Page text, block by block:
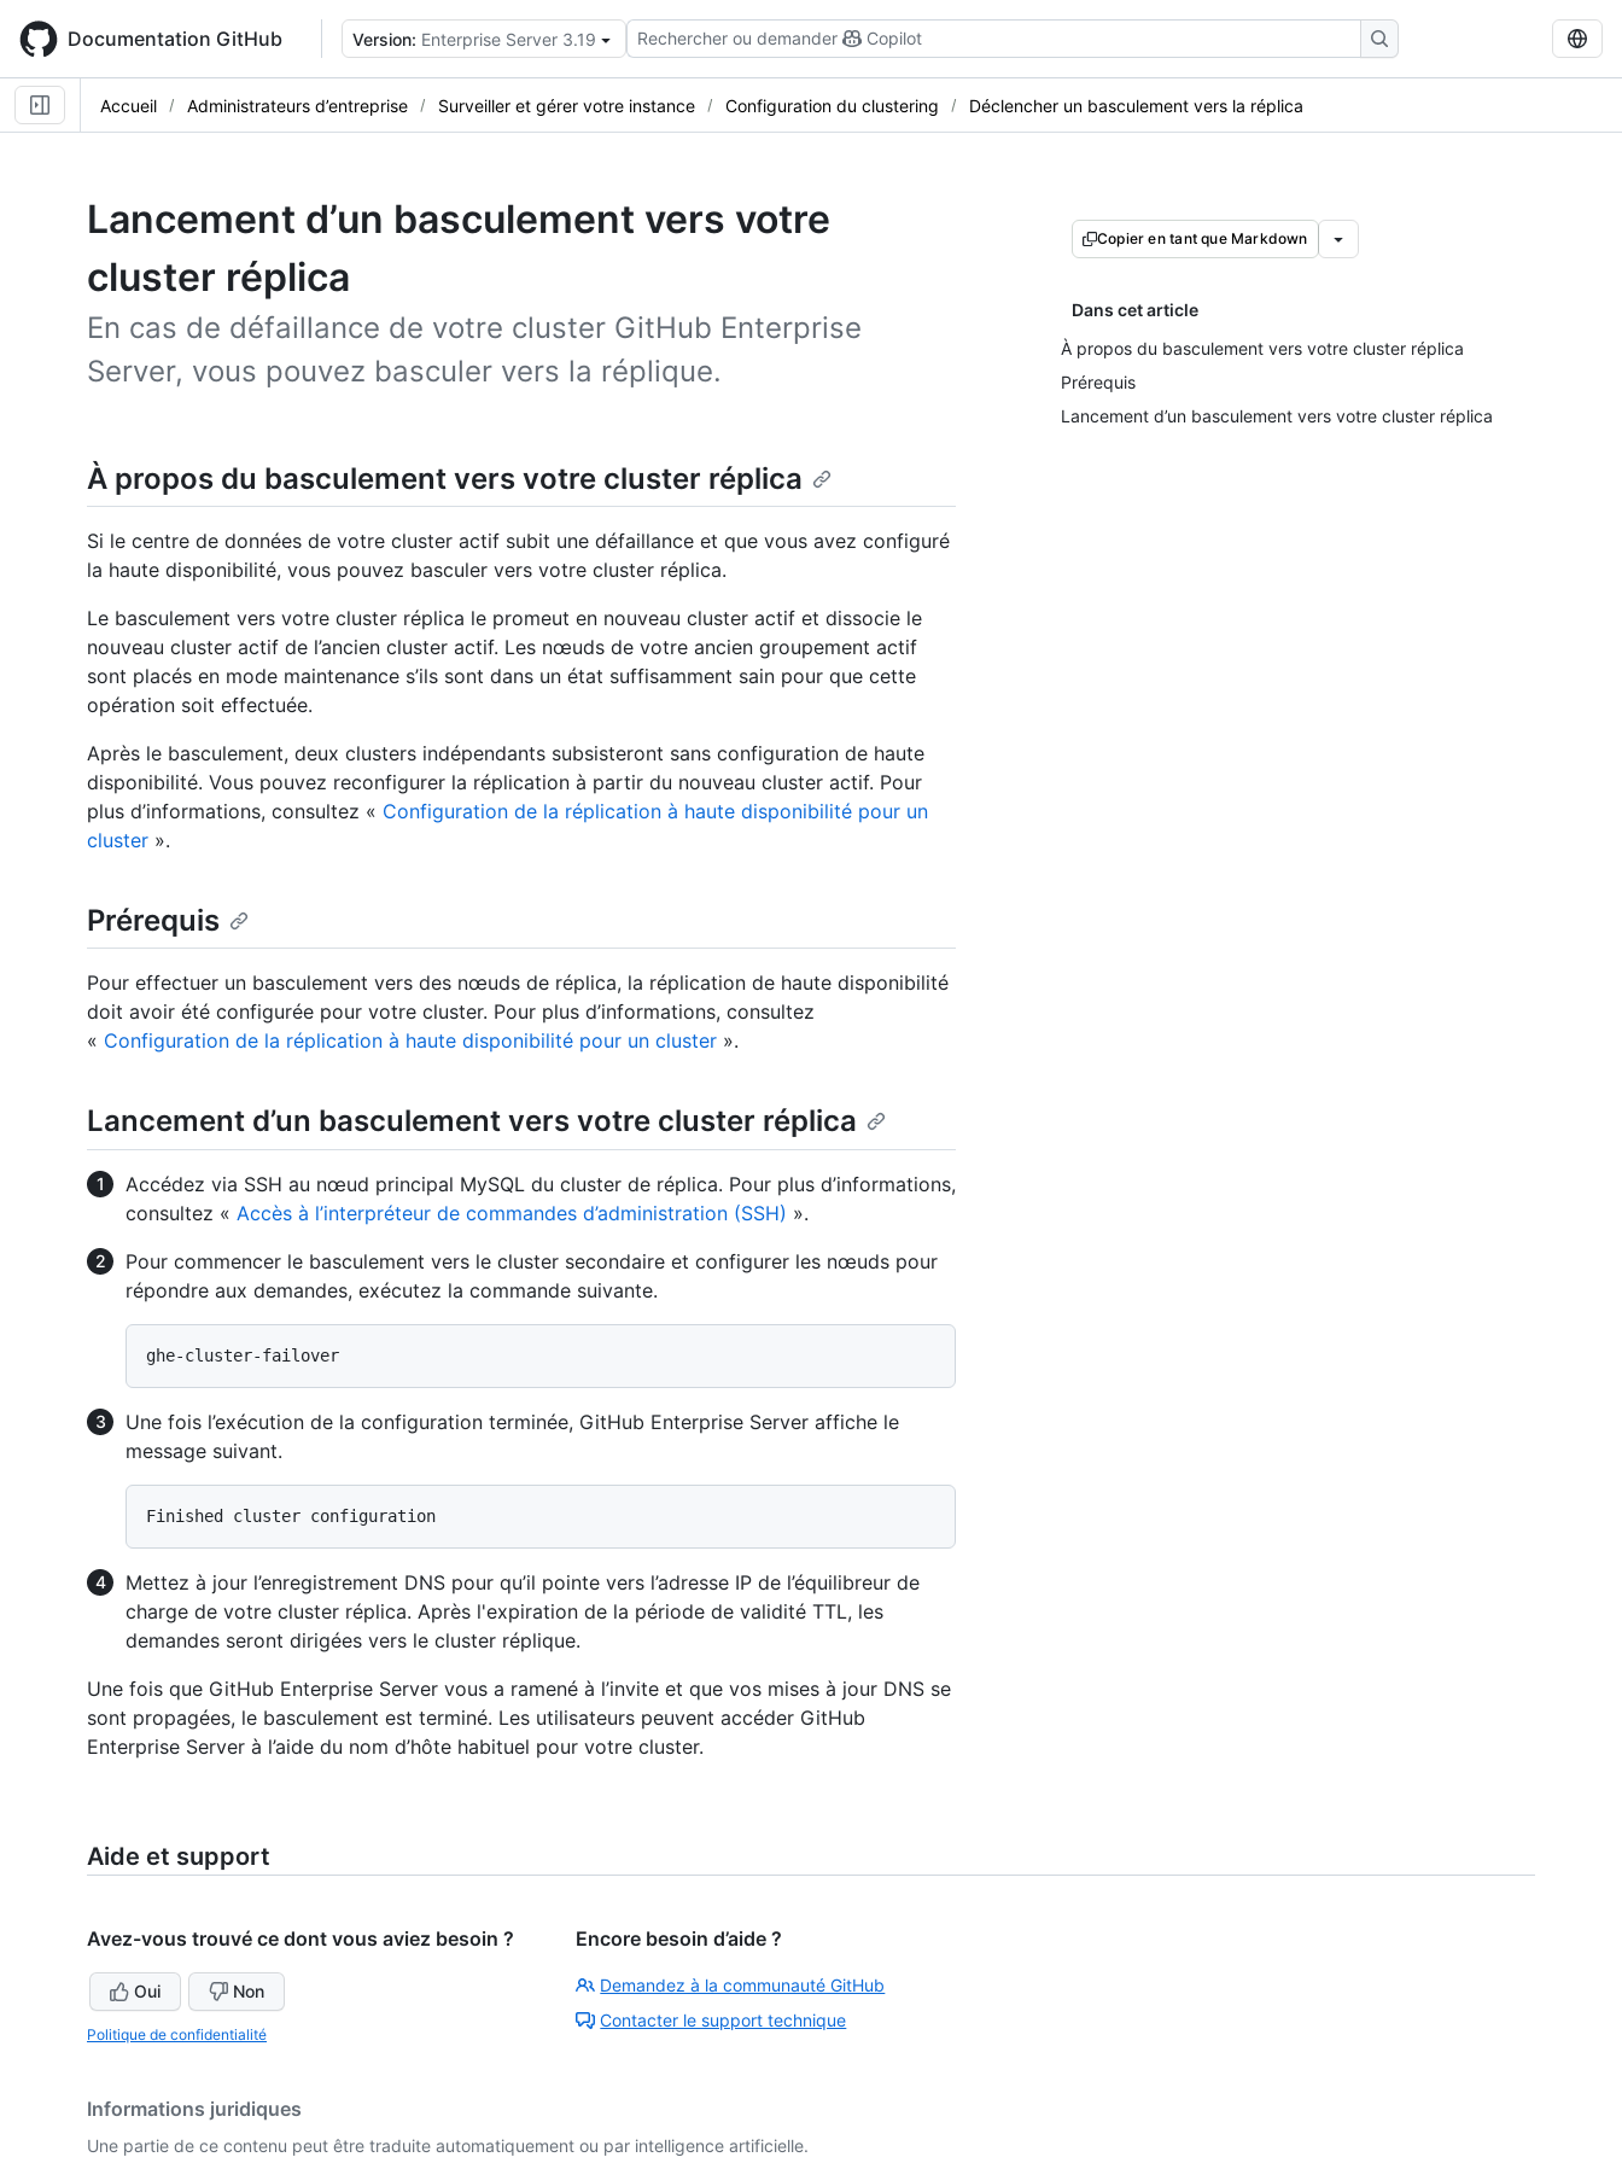
main
content
Documentation GitHub Version: Enterprise Server 3.19 Rechercher ou demander Copilot
Accueil Administrateurs d’entreprise Surveiller et gérer votre instance Configuration du clustering Déclencher un basculement vers la réplica
Lancement d’un basculement vers votre
cluster réplica
En cas de défaillance de votre cluster GitHub Enterprise
Server, vous pouvez basculer vers la réplique.
Copier en tant que Markdown
Dans cet article
À propos du basculement vers votre cluster réplica
Prérequis
Lancement d’un basculement vers votre cluster réplica
À propos du basculement vers votre cluster réplica
Si le centre de données de votre cluster actif subit une défaillance et que vous avez configuré
la haute disponibilité, vous pouvez basculer vers votre cluster réplica.
Le basculement vers votre cluster réplica le promeut en nouveau cluster actif et dissocie le
nouveau cluster actif de l’ancien cluster actif. Les nœuds de votre ancien groupement actif
sont placés en mode maintenance s’ils sont dans un état suffisamment sain pour que cette
opération soit effectuée.
Après le basculement, deux clusters indépendants subsisteront sans configuration de haute
disponibilité. Vous pouvez reconfigurer la réplication à partir du nouveau cluster actif. Pour
plus d’informations, consultez « Configuration de la réplication à haute disponibilité pour un
cluster ».
Prérequis
Pour effectuer un basculement vers des nœuds de réplica, la réplication de haute disponibilité
doit avoir été configurée pour votre cluster. Pour plus d’informations, consultez
« Configuration de la réplication à haute disponibilité pour un cluster ».
Lancement d’un basculement vers votre cluster réplica
Accédez via SSH au nœud principal MySQL du cluster de réplica. Pour plus d’informations,
consultez « Accès à l’interpréteur de commandes d’administration (SSH) ».
Pour commencer le basculement vers le cluster secondaire et configurer les nœuds pour
répondre aux demandes, exécutez la commande suivante.
Une fois l’exécution de la configuration terminée, GitHub Enterprise Server affiche le
message suivant.
Mettez à jour l’enregistrement DNS pour qu’il pointe vers l’adresse IP de l’équilibreur de
charge de votre cluster réplica. Après l'expiration de la période de validité TTL, les
demandes seront dirigées vers le cluster réplique.
Une fois que GitHub Enterprise Server vous a ramené à l’invite et que vos mises à jour DNS se
sont propagées, le basculement est terminé. Les utilisateurs peuvent accéder GitHub
Enterprise Server à l’aide du nom d’hôte habituel pour votre cluster.
Aide et support
Avez-vous trouvé ce dont vous aviez besoin ?
Oui Non
Politique de confidentialité
Encore besoin d’aide ?
Demandez à la communauté GitHub
Contacter le support technique
Informations juridiques
Une partie de ce contenu peut être traduite automatiquement ou par intelligence artificielle.